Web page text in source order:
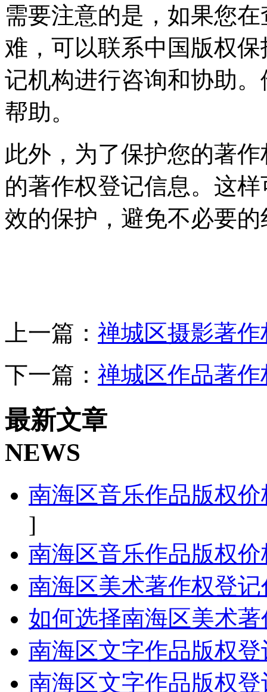
需要注意的是，如果您
难，可以联系中国版权
记机构进行咨询和协助
帮助。
此外，为了保护您的著
的著作权登记信息。这
效的保护，避免不必要
上一篇： 禅城区摄影著
下一篇： 禅城区作品著
最新文章
NEWS
南海区音乐作品版权
]
南海区音乐作品版权
南海区美术著作权登
如何选择南海区美术
南海区文字作品版权
南海区文字作品版权